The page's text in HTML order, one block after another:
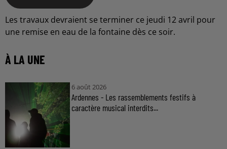
Les travaux devraient se terminer ce jeudi 12 avril pour
une remise en eau de la fontaine dès ce soir.
À LA UNE
6 août 2026
Ardennes - Les rassemblements festifs à
caractère musical interdits...